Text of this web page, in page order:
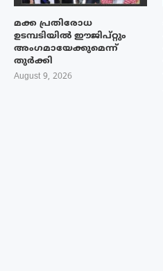
മക്ക പ്രതിരോധ
ഉടമ്പടിയിൽ ഈജിപ്റ്റും
അംഗമായേക്കുമെന്ന്
തുർക്കി
August 9, 2026